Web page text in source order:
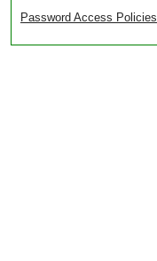
Password Access Policies